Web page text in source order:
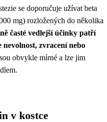
se doporučuje užívat beta
mg) rozložených do několika
časté vedlejší účinky patří
zvracení nebo
obvykle mírné a lze jim
v kostce